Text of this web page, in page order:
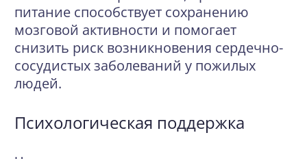
питание способствует сохранению
мозговой активности и помогает
снизить риск возникновения сердечно-
сосудистых заболеваний у пожилых
людей.
Психологическая поддержка